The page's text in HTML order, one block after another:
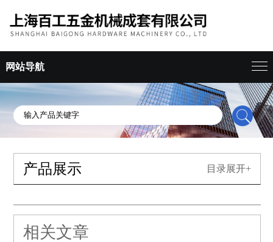
网站导航
产品展示 目录展开+
相关文章